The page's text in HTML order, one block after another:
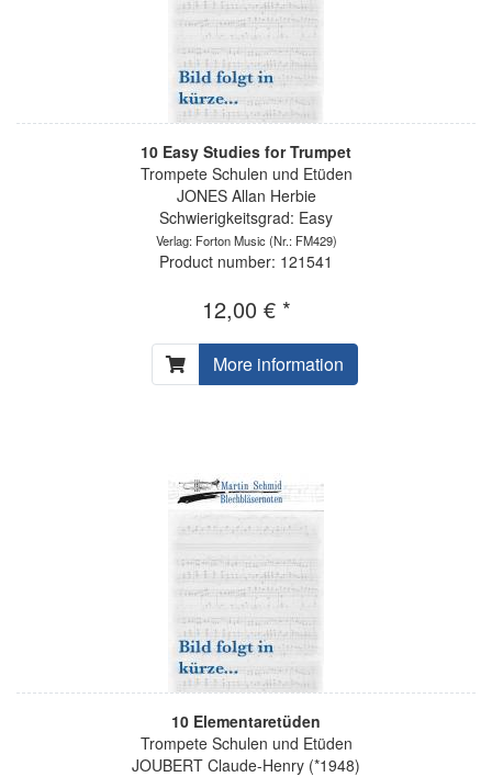
10 Easy Studies for Trumpet
Trompete Schulen und Etüden
JONES Allan Herbie
Schwierigkeitsgrad: Easy
Verlag: Forton Music(Nr.: FM429)
Product number: 121541
12,00 € *
More information
10 Elementaretüden
Trompete Schulen und Etüden
JOUBERT Claude-Henry (*1948)